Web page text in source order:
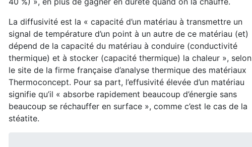
La diffusivité est la « capacité d’un matériau à transmettre un
signal de température d’un point à un autre de ce matériau (et)
dépend de la capacité du matériau à conduire (conductivité
thermique) et à stocker (capacité thermique) la chaleur », selon
le site de la firme française d’analyse thermique des matériaux
Thermoconcept. Pour sa part, l’effusivité élevée d’un matériau
signifie qu’il « absorbe rapidement beaucoup d’énergie sans
beaucoup se réchauffer en surface », comme c’est le cas de la
stéatite.